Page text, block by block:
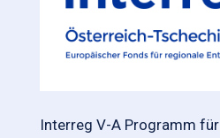
Interreg V-A Programm für